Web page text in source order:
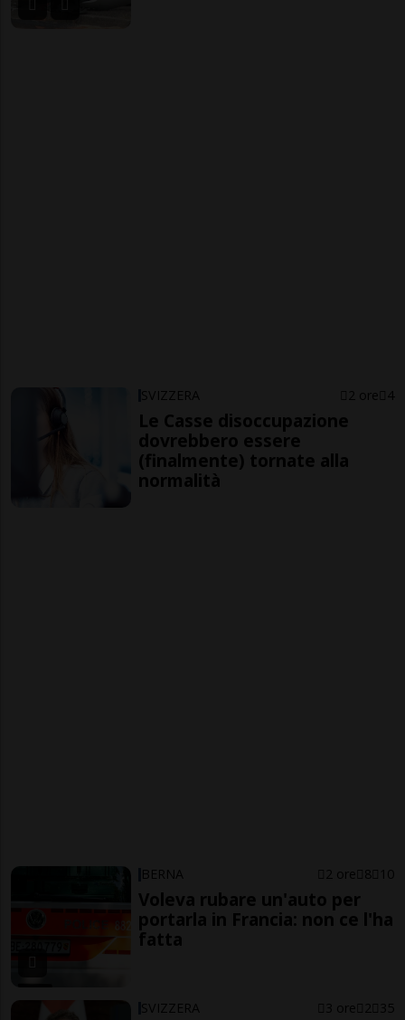
SVIZZERA 2 ore 4
Le Casse disoccupazione
dovrebbero essere
(finalmente) tornate alla
normalità
BERNA 2 ore 8 10
Voleva rubare un'auto per
portarla in Francia: non ce l'ha
fatta
SVIZZERA 3 ore 2 35